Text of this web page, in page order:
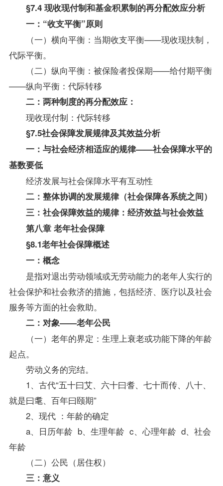
§7.4 现收现付制和基金积累制的再分配效应分析
一：“收支平衡”原则
（一）横向平衡：当期收支平衡——现收现扶制，
代际平衡。
（二）纵向平衡：被保险者投保期——给付期平衡
——纵向平衡：代际转移
二：两种制度的再分配效应：
现收现付制：代际转移
§7.5社会保障发展规律及其效益分析
一：与社会经济相适应的规律——社会保障水平的
基数要低
经济发展与社会保障水平有互动性
二：整体协调的发展规律（社会保障各系统之间）
三：社会保障效益的规律：经济效益与社会效益
第八章 老年社会保障
§8.1老年社会保障概述
一：概念
是指对退出劳动领域或无劳动能力的老年人实行的
社会保护和社会救济的措施，包括经济、医疗以及社会
服务等方面的社会救助。
二：对象——老年公民
（一）老年的界定：生理上衰老或功能下降的年龄
起点。
劳动义务的完结。
1、古代“五十曰艾、六十曰耆、七十而传、八十、
就是曰耄、百年曰颐期”
2、现代 ：年龄的确定
a、日历年龄 b、生理年龄 c、心理年龄 d、社会
年龄
（二）公民（居住权）
三：意义